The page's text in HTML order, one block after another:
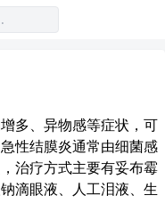
多、异物感等症状，可
性结膜炎通常由细菌感
治疗方式主要有妥布霉
滴眼液、人工泪液、生